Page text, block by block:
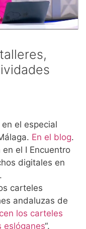
el especial
En el blog.
el I Encuentro
digitales en
.
carteles
andaluzas de
los carteles
eslóganes“.